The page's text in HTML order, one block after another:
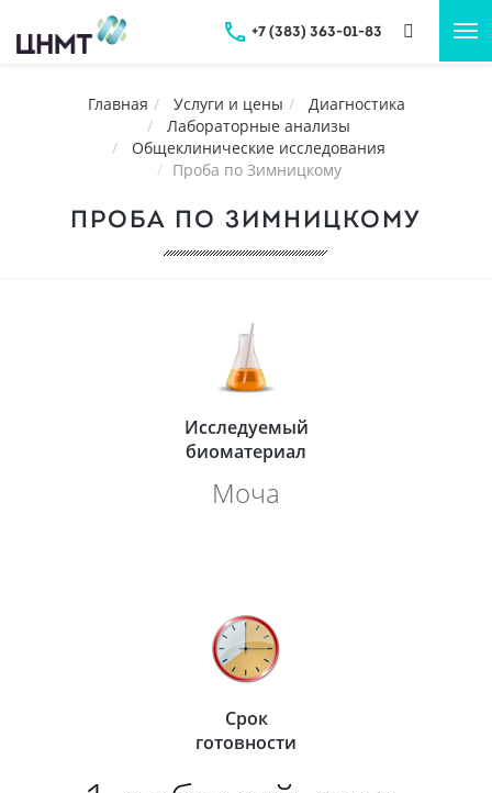
+7 (383) 363-01-83
Главная Услуги и цены
Диагностика
Лабораторные анализы
Общеклинические исследования
Проба по Зимницкому
ПРОБА ПО ЗИМНИЦКОМУ
Исследуемый
биоматериал
Моча
Срок
готовности